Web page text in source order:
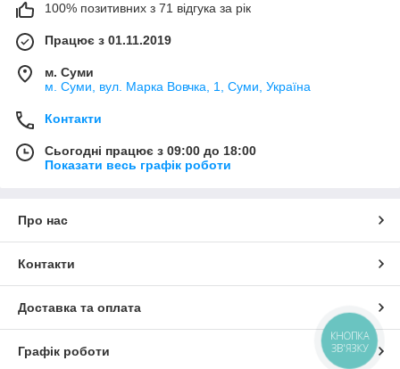
100% позитивних з 71 відгука за рік
Працює з 01.11.2019
м. Суми
м. Суми, вул. Марка Вовчка, 1, Суми, Україна
Контакти
Сьогодні працює з 09:00 до 18:00
Показати весь графік роботи
Про нас
Контакти
Доставка та оплата
Графік роботи
КНОПКА
ЗВ'ЯЗКУ